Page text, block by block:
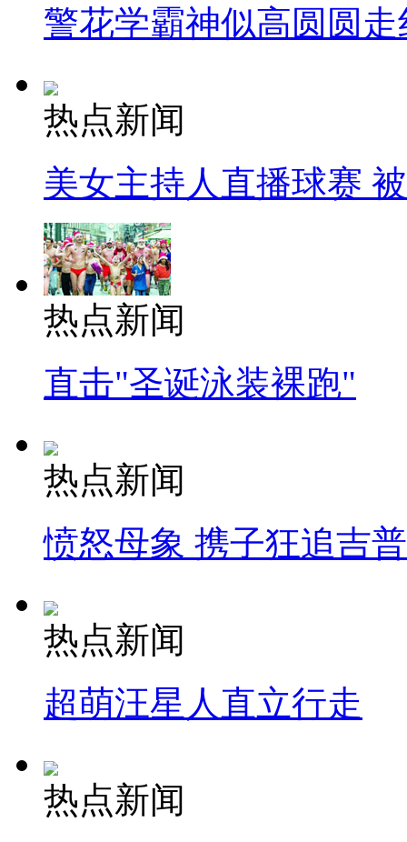
警花学霸神似高圆圆走
热点新闻
美女主持人直播球赛
热点新闻
直击"圣诞泳装裸跑"
热点新闻
愤怒母象 携子狂追吉
热点新闻
超萌汪星人直立行走
热点新闻